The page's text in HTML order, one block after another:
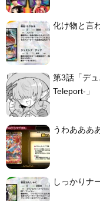
化け物と言
第3話「デ
Teleport-」
うわあああ
しっかりナ